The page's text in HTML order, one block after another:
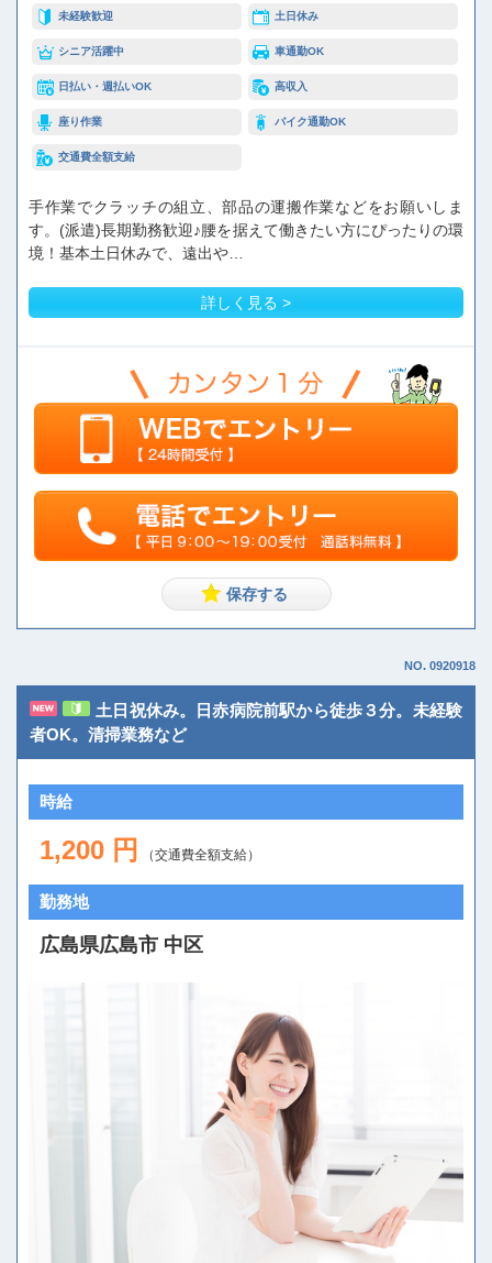
未経験歓迎 土日休み
シニア活躍中 車通勤OK
日払い・週払いOK 高収入
座り作業 バイク通勤OK
交通費全額支給
手作業でクラッチの組立、部品の運搬作業などをお願いしま
す。(派遣)長期勤務歓迎♪腰を据えて働きたい方にぴったりの環
境！基本土日休みで、遠出や…
詳しく見る >
NO. 0920918
土日祝休み。日赤病院前駅から徒歩３分。未経験
者OK。清掃業務など
時給
1,200 円 （交通費全額支給）
勤務地
広島県広島市 中区